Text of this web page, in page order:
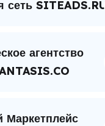
сеть SITEADS.RU
агентство